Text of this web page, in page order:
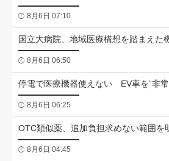
8月6日 07:10
国立大病院、地域医療構想を踏まえた
8月6日 06:50
停電で医療機器使えない EV車を“非常
8月6日 06:25
OTC類似薬、追加負担求めない範囲を
8月6日 04:45